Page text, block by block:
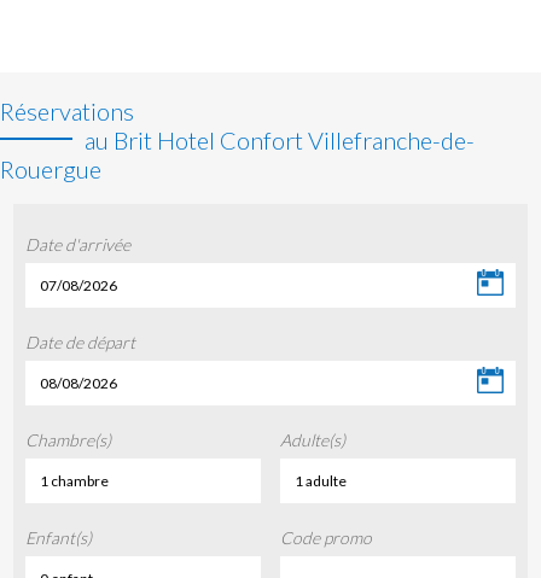
Réservations
au Brit Hotel Confort Villefranche-de-
Rouergue
Date d'arrivée
07/08/2026
Date de départ
08/08/2026
Chambre(s)
1 chambre
Adulte(s)
1 adulte
Enfant(s) Code promo